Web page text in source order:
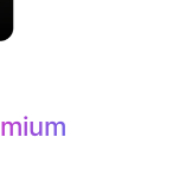
bereitgestellt
der Dienste